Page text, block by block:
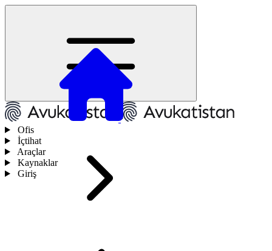
Ofis
İçtihat
Araçlar
Kaynaklar
Giriş